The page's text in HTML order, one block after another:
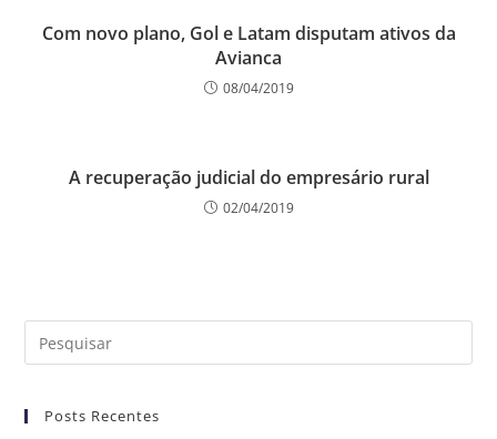
Com novo plano, Gol e Latam disputam ativos da
Avianca
08/04/2019
A recuperação judicial do empresário rural
02/04/2019
Posts Recentes